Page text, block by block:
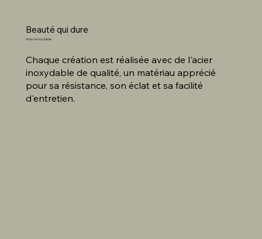
Beauté qui dure
Acier inoxydable
Chaque création est réalisée avec de l'acier
inoxydable de qualité, un matériau apprécié
pour sa résistance, son éclat et sa facilité
d'entretien.